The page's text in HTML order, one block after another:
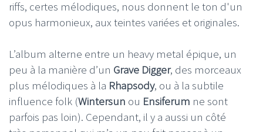
riffs, certes mélodiques, nous donnent le ton d'un
opus harmonieux, aux teintes variées et originales.
L’album alterne entre un heavy metal épique, un
peu à la manière d’un Grave Digger, des morceaux
plus mélodiques à la Rhapsody, ou à la subtile
influence folk (Wintersun ou Ensiferum ne sont
parfois pas loin). Cependant, il y a aussi un côté